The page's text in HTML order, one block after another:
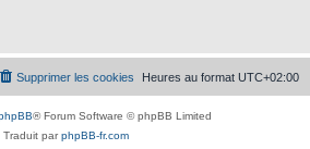
Heures au format UTC+02:00
Supprimer les cookies
® Forum Software © phpBB Limited
Traduit parphpBB-fr.com